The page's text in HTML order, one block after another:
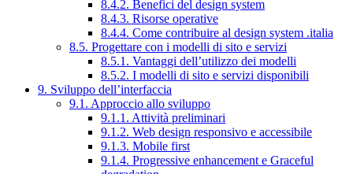
8.4.2. Benefici del design system
8.4.3. Risorse operative
8.4.4. Come contribuire al design system .italia
8.5. Progettare con i modelli di sito e servizi
8.5.1. Vantaggi dell’utilizzo dei modelli
8.5.2. I modelli di sito e servizi disponibili
9. Sviluppo dell’interfaccia
9.1. Approccio allo sviluppo
9.1.1. Attività preliminari
9.1.2. Web design responsivo e accessibile
9.1.3. Mobile first
9.1.4. Progressive enhancement e Graceful